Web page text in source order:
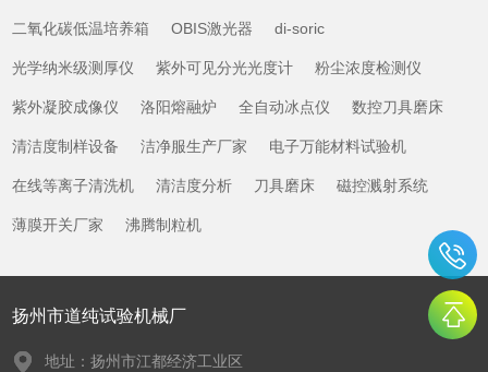
二氧化碳低温培养箱 OBIS激光器 di-soric
光学纳米级测厚仪 紫外可见分光光度计 粉尘浓度检测仪
紫外凝胶成像仪 洛阳熔融炉 全自动冰点仪 数控刀具磨床
清洁度制样设备 洁净服生产厂家 电子万能材料试验机
在线等离子清洗机 清洁度分析 刀具磨床 磁控溅射系统
薄膜开关厂家 沸腾制粒机
扬州市道纯试验机械厂
地址：扬州市江都经济工业区